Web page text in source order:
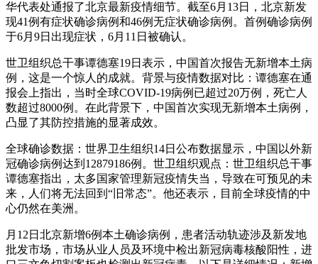
华代表处通报了北京最新疫情细节。截至6月13日，北京新发
现41例有症状确诊病例和46例无症状确诊病例。首例确诊病例
于6月9日出现症状，6月11日被确认。
世卫组织总干事谭德塞19日表示，中国首次报告无新增本土病
例，这是一个惊人的成就。背景与疫情数据对比：谭德塞在通
报会上指出，当时全球COVID-19病例已超过20万例，死亡人
数超过8000例。在此背景下，中国首次实现无新增本土病例，
凸显了其防控措施的显著成效。
全球确诊数据：世界卫生组织14日公布数据显示，中国以外新
冠确诊病例达到12879186例。世卫组织观点：世卫组织总干事
谭德塞指出，太多国家管理新冠疫情失当，导致在可预见的未
来，人们将无法回到“旧常态”。他还表示，目前全球疫情的中
心仍然在美洲。
月12日北京新增6例本土确诊病例，患者活动轨迹涉及新发地
批发市场，市场从业人员及环境中检出新冠病毒核酸阳性，进